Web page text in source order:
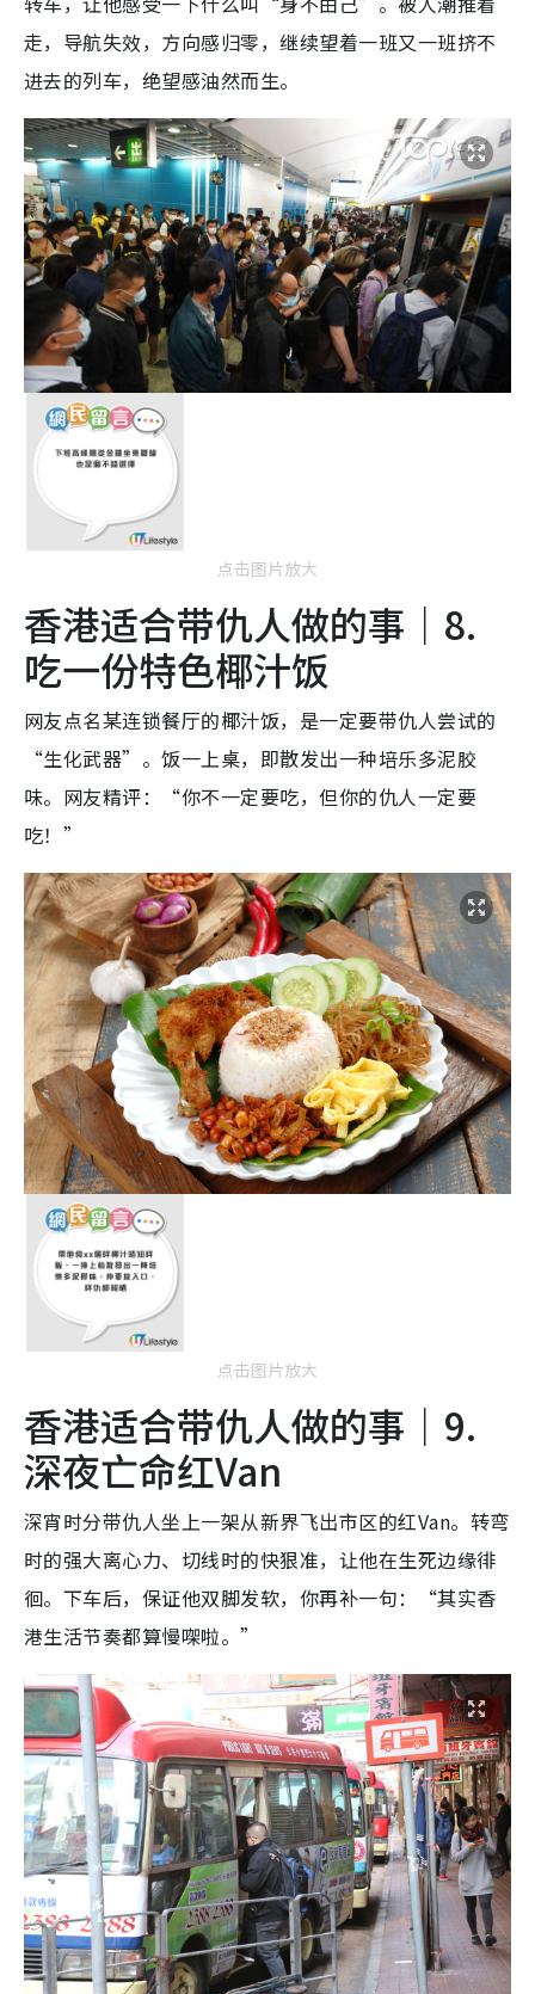
走，导航失效，方向感归零，继续望着一班又一班挤不
进去的列车，绝望感油然而生。
点击图片放大
香港适合带仇人做的事｜8.
吃一份特色椰汁饭
网友点名某连锁餐厅的椰汁饭，是一定要带仇人尝试的
“生化武器”。饭一上桌，即散发出一种培乐多泥胶
味。网友精评：
“你不一定要吃，但你的仇人一定要
吃！”
点击图片放大
香港适合带仇人做的事｜9.
深夜亡命红Van
深宵时分带仇人坐上一架从新界飞出市区的红Van。转弯
时的强大离心力、切线时的快狠准，让他在生死边缘徘
徊。下车后，保证他双脚发软， 你再补一句：“其实香
港生活节奏都算慢㗎啦。”